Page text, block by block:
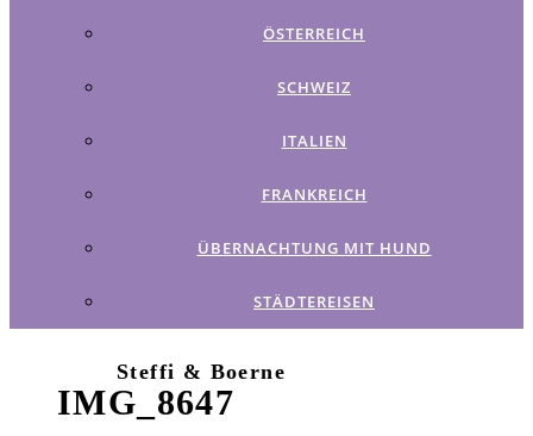
ÖSTERREICH
SCHWEIZ
ITALIEN
FRANKREICH
ÜBERNACHTUNG MIT HUND
STÄDTEREISEN
IMG_8647
Steffi & Boerne